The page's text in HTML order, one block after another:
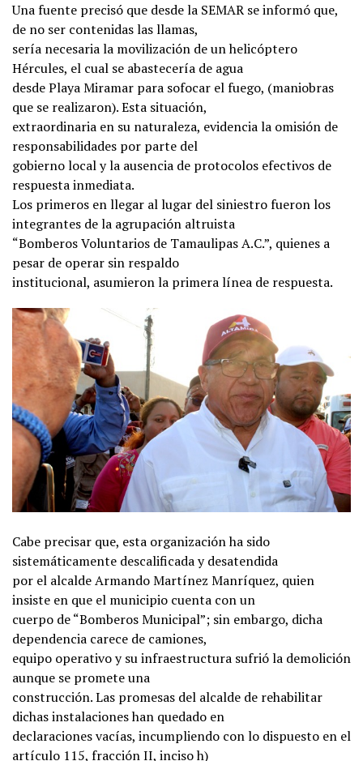
Una fuente precisó que desde la SEMAR se informó que,
de no ser contenidas las llamas,
sería necesaria la movilización de un helicóptero
Hércules, el cual se abastecería de agua
desde Playa Miramar para sofocar el fuego, (maniobras
que se realizaron). Esta situación,
extraordinaria en su naturaleza, evidencia la omisión de
responsabilidades por parte del
gobierno local y la ausencia de protocolos efectivos de
respuesta inmediata.
Los primeros en llegar al lugar del siniestro fueron los
integrantes de la agrupación altruista
“Bomberos Voluntarios de Tamaulipas A.C.”, quienes a
pesar de operar sin respaldo
institucional, asumieron la primera línea de respuesta.
Cabe precisar que, esta organización ha sido
sistemáticamente descalificada y desatendida
por el alcalde Armando Martínez Manríquez, quien
insiste en que el municipio cuenta con un
cuerpo de “Bomberos Municipal”; sin embargo, dicha
dependencia carece de camiones,
equipo operativo y su infraestructura sufrió la demolición
aunque se promete una
construcción. Las promesas del alcalde de rehabilitar
dichas instalaciones han quedado en
declaraciones vacías, incumpliendo con lo dispuesto en el
artículo 115, fracción II, inciso h)